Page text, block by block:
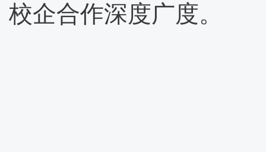
校企合作深度广度。